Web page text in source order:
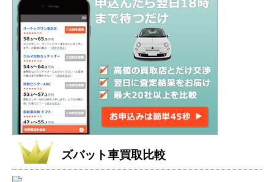
ズバット車買取比較